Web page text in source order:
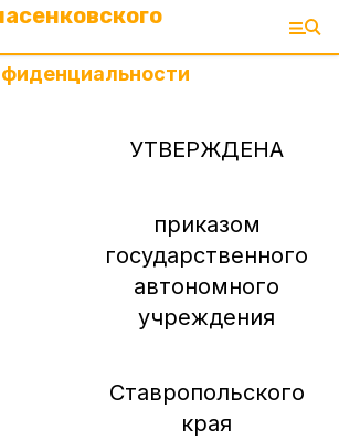
УТВЕРЖДЕНА
приказом
государственного
автономного
учреждения
Ставропольского
края